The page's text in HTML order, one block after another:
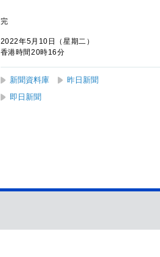
完
2022年5月10日（星期二）
香港時間20時16分
新聞資料庫 昨日新聞
即日新聞